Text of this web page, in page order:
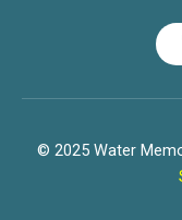
© 2025 Water